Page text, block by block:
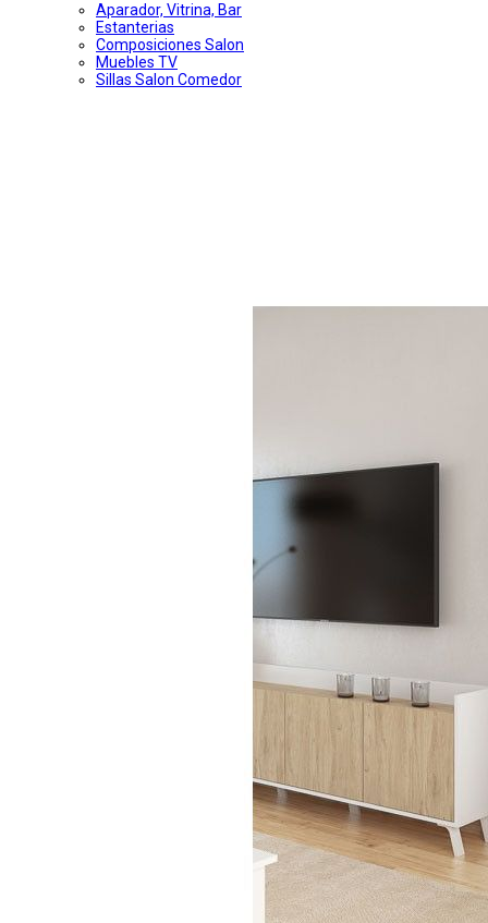
Aparador, Vitrina, Bar
Estanterias
Composiciones Salon
Muebles TV
Sillas Salon Comedor